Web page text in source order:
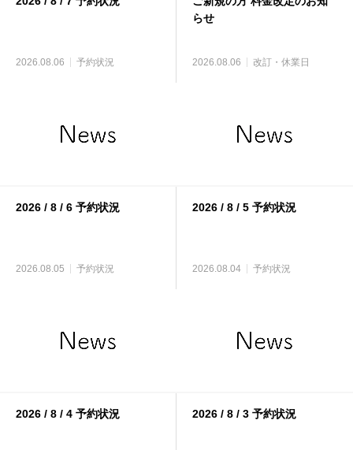
2026.08.06 予約状況
らせ
2026.08.06 改訂・休業日
2026 / 8 / 6 予約状況
2026.08.05 予約状況
2026 / 8 / 5 予約状況
2026.08.04 予約状況
2026 / 8 / 4 予約状況 2026 / 8 / 3 予約状況